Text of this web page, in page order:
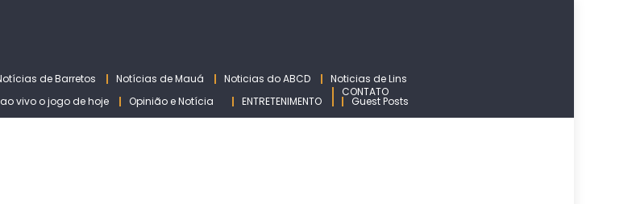
de Barretos Notícias de Mauá Noticias do ABCD
Noticias de Lins
vivo o jogo de hoje Opinião e Notícia ENTRETENIMENTO
CONTATO
Guest Posts